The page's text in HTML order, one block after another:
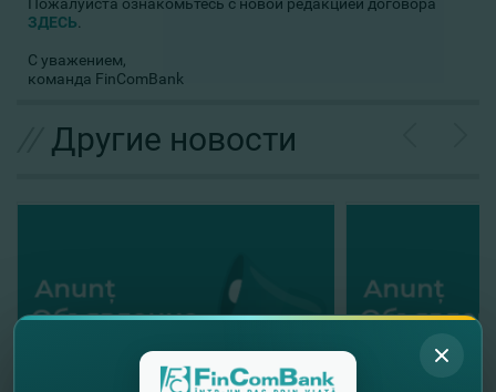
ЗДЕСЬ
С уважением,
команда FinComBank
Другие новости